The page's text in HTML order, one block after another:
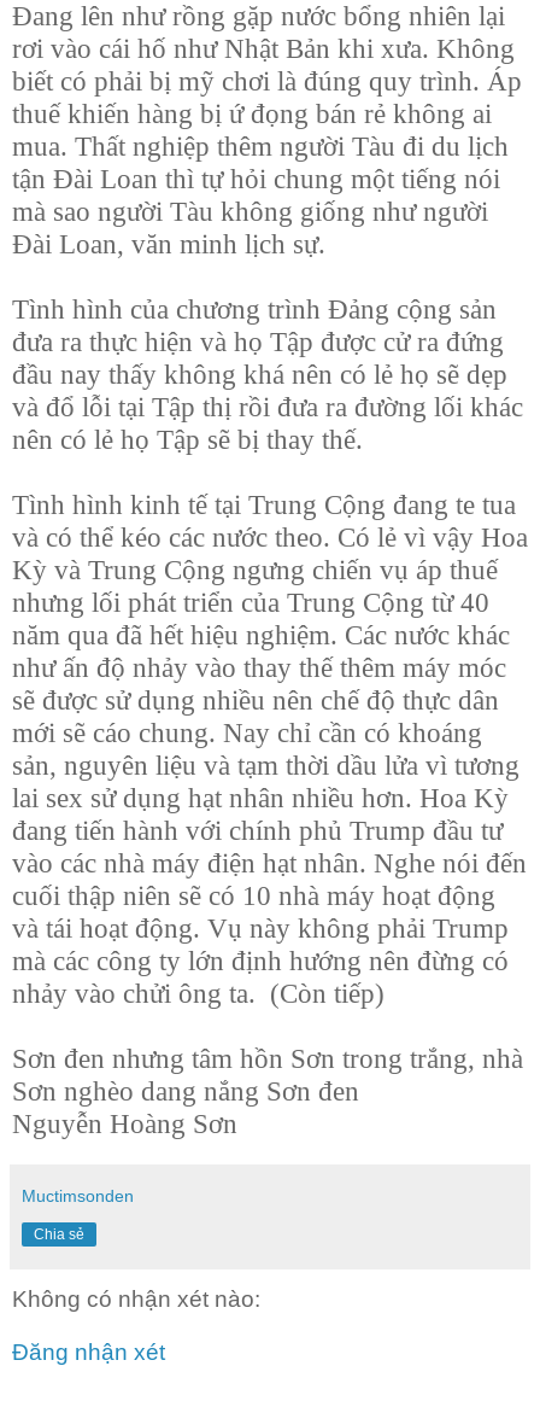
Đang lên như rồng gặp nước bổng nhiên lại
rơi vào cái hố như Nhật Bản khi xưa. Không
biết có phải bị mỹ chơi là đúng quy trình. Áp
thuế khiến hàng bị ứ đọng bán rẻ không ai
mua. Thất nghiệp thêm người Tàu đi du lịch
tận Đài Loan thì tự hỏi chung một tiếng nói
mà sao người Tàu không giống như người
Đài Loan, văn minh lịch sự.
Tình hình của chương trình Đảng cộng sản
đưa ra thực hiện và họ Tập được cử ra đứng
đầu nay thấy không khá nên có lẻ họ sẽ dẹp
và đổ lỗi tại Tập thị rồi đưa ra đường lối khác
nên có lẻ họ Tập sẽ bị thay thế.
Tình hình kinh tế tại Trung Cộng đang te tua
và có thể kéo các nước theo. Có lẻ vì vậy Hoa
Kỳ và Trung Cộng ngưng chiến vụ áp thuế
nhưng lối phát triển của Trung Cộng từ 40
năm qua đã hết hiệu nghiệm. Các nước khác
như ấn độ nhảy vào thay thế thêm máy móc
sẽ được sử dụng nhiều nên chế độ thực dân
mới sẽ cáo chung. Nay chỉ cần có khoáng
sản, nguyên liệu và tạm thời dầu lửa vì tương
lai sex sử dụng hạt nhân nhiều hơn. Hoa Kỳ
đang tiến hành với chính phủ Trump đầu tư
vào các nhà máy điện hạt nhân. Nghe nói đến
cuối thập niên sẽ có 10 nhà máy hoạt động
và tái hoạt động. Vụ này không phải Trump
mà các công ty lớn định hướng nên đừng có
nhảy vào chửi ông ta. (Còn tiếp)
Sơn đen nhưng tâm hồn Sơn trong trắng, nhà
Sơn nghèo dang nắng Sơn đen
Nguyễn Hoàng Sơn
Muctimsonden
Chia sẻ
Không có nhận xét nào:
Đăng nhận xét